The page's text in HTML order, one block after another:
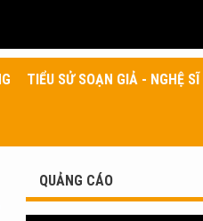
TIỂU SỬ SOẠN GIẢ - NGHỆ SĨ
QUẢNG CÁO